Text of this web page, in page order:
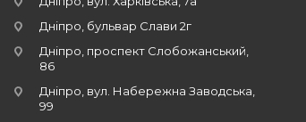
Дніпро, бульвар Слави 2г
Дніпро, проспект Слобожанський,
86
Дніпро, вул. Набережна Заводська,
99